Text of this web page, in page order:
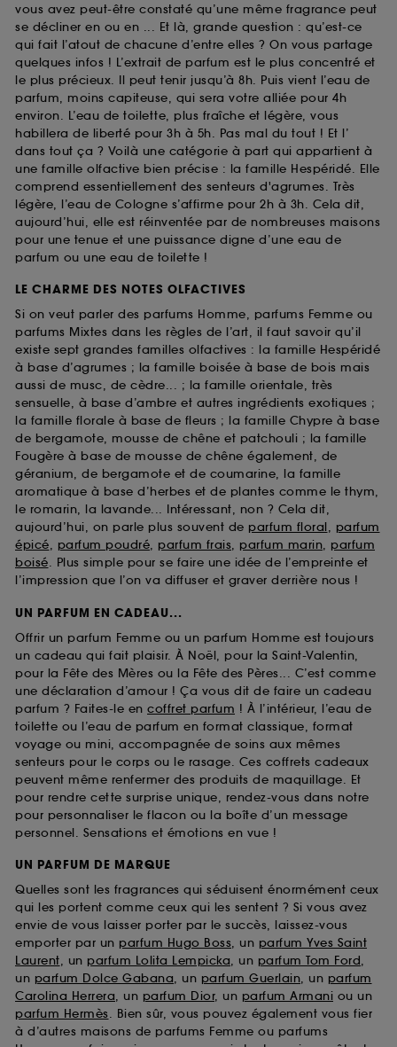
vous avez peut-être constaté qu’une même fragrance peut
se décliner en ou en ... Et là, grande question : qu’est-ce
qui fait l’atout de chacune d’entre elles ? On vous partage
quelques infos ! L’extrait de parfum est le plus concentré et
le plus précieux. Il peut tenir jusqu’à 8h. Puis vient l’eau de
parfum, moins capiteuse, qui sera votre alliée pour 4h
environ. L’eau de toilette, plus fraîche et légère, vous
habillera de liberté pour 3h à 5h. Pas mal du tout ! Et l’
dans tout ça ? Voilà une catégorie à part qui appartient à
une famille olfactive bien précise : la famille Hespéridé. Elle
comprend essentiellement des senteurs d'agrumes. Très
légère, l’eau de Cologne s’affirme pour 2h à 3h. Cela dit,
aujourd’hui, elle est réinventée par de nombreuses maisons
pour une tenue et une puissance digne d’une eau de
parfum ou une eau de toilette !
LE CHARME DES NOTES OLFACTIVES
Si on veut parler des parfums Homme, parfums Femme ou
parfums Mixtes dans les règles de l’art, il faut savoir qu’il
existe sept grandes familles olfactives : la famille Hespéridé
à base d’agrumes ; la famille boisée à base de bois mais
aussi de musc, de cèdre... ; la famille orientale, très
sensuelle, à base d’ambre et autres ingrédients exotiques ;
la famille florale à base de fleurs ; la famille Chypre à base
de bergamote, mousse de chêne et patchouli ; la famille
Fougère à base de mousse de chêne également, de
géranium, de bergamote et de coumarine, la famille
aromatique à base d’herbes et de plantes comme le thym,
le romarin, la lavande... Intéressant, non ? Cela dit,
aujourd’hui, on parle plus souvent de parfum floral, parfum
épicé, parfum poudré, parfum frais, parfum marin, parfum
boisé. Plus simple pour se faire une idée de l’empreinte et
l’impression que l’on va diffuser et graver derrière nous !
UN PARFUM EN CADEAU...
Offrir un parfum Femme ou un parfum Homme est toujours
un cadeau qui fait plaisir. À Noël, pour la Saint-Valentin,
pour la Fête des Mères ou la Fête des Pères... C’est comme
une déclaration d’amour ! Ça vous dit de faire un cadeau
parfum ? Faites-le en coffret parfum ! À l’intérieur, l’eau de
toilette ou l’eau de parfum en format classique, format
voyage ou mini, accompagnée de soins aux mêmes
senteurs pour le corps ou le rasage. Ces coffrets cadeaux
peuvent même renfermer des produits de maquillage. Et
pour rendre cette surprise unique, rendez-vous dans notre
pour personnaliser le flacon ou la boîte d’un message
personnel. Sensations et émotions en vue !
UN PARFUM DE MARQUE
Quelles sont les fragrances qui séduisent énormément ceux
qui les portent comme ceux qui les sentent ? Si vous avez
envie de vous laisser porter par le succès, laissez-vous
emporter par un parfum Hugo Boss, un parfum Yves Saint
Laurent, un parfum Lolita Lempicka, un parfum Tom Ford,
un parfum Dolce Gabana, un parfum Guerlain, un parfum
Carolina Herrera, un parfum Dior, un parfum Armani ou un
parfum Hermès. Bien sûr, vous pouvez également vous fier
à d’autres maisons de parfums Femme ou parfums